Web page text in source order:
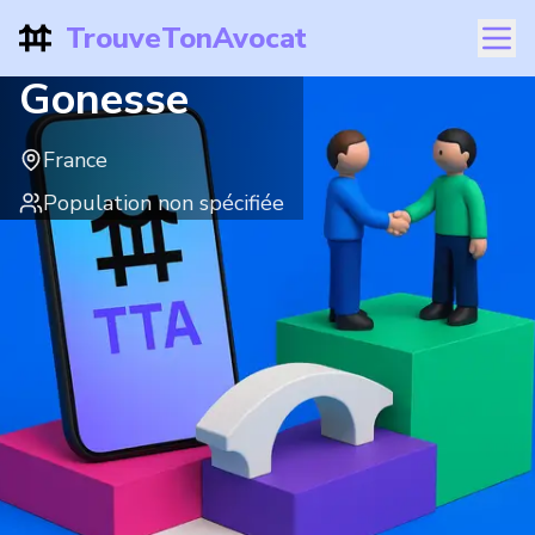
TrouveTonAvocat
Gonesse
France
Population non spécifiée